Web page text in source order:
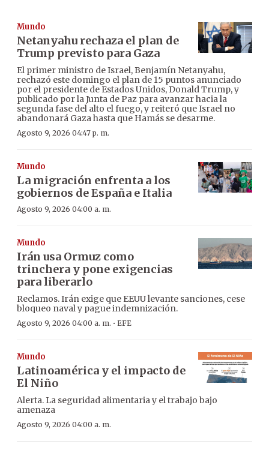
Mundo
Netanyahu rechaza el plan de
Trump previsto para Gaza
El primer ministro de Israel, Benjamín Netanyahu,
rechazó este domingo el plan de 15 puntos anunciado
por el presidente de Estados Unidos, Donald Trump, y
publicado por la Junta de Paz para avanzar hacia la
segunda fase del alto el fuego, y reiteró que Israel no
abandonará Gaza hasta que Hamás se desarme.
Agosto 9, 2026 04:47 p. m.
Mundo
La migración enfrenta a los
gobiernos de España e Italia
Agosto 9, 2026 04:00 a. m.
Mundo
Irán usa Ormuz como
trinchera y pone exigencias
para liberarlo
Reclamos. Irán exige que EEUU levante sanciones, cese
bloqueo naval y pague indemnización.
Agosto 9, 2026 04:00 a. m. · EFE
Mundo
Latinoamérica y el impacto de
El Niño
Alerta. La seguridad alimentaria y el trabajo bajo
amenaza
Agosto 9, 2026 04:00 a. m.